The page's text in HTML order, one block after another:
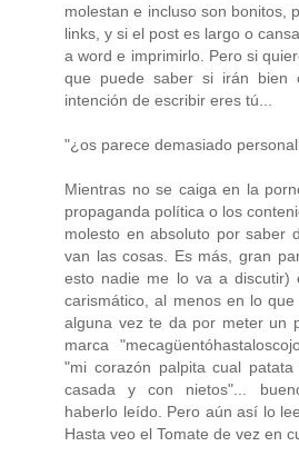
molestan e incluso son bonitos,
links, y si el post es largo o
a word e imprimirlo. Pero si
que puede saber si irán
intención de escribir eres tú...
"¿os parece demasiado
Mientras no se caiga en la
propaganda política o los
molesto en absoluto por saber
van las cosas. Es más, gran
esto nadie me lo va a discutir)
carismático, al menos en lo
alguna vez te da por meter un
marca
"mi corazón palpita cual
casada y con nietos"...
haberlo leído. Pero aún así lo
Hasta veo el Tomate de vez en